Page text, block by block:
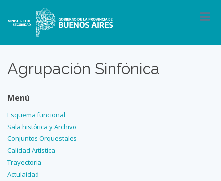
Agrupación Sinfónica
Menú
Esquema funcional
Sala histórica y Archivo
Conjuntos Orquestales
Calidad Artística
Trayectoria
Actulaidad